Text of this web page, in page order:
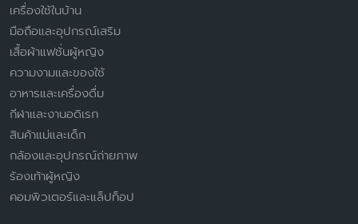
เครื่องใช้ในบ้าน
มือถือและอุปกรณ์เสริม
เสื้อผ้าแฟชั่นผู้หญิง
ความงามและของใช้
อาหารและเครื่องดื่ม
กีฬาและงานอดิเรก
สินค้าแม่และเด็ก
กล้องและอุปกรณ์ถ่ายภาพ
ร้องเท้าผู้หญิง
คอมพิวเตอร์และแล็ปท็อป